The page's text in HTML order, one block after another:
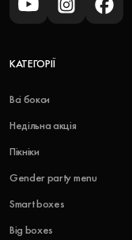
КАТЕГОРІЇ
Всі бокси
Недільна акція
Пікніки
Gender party menu
Smart boxes
Big boxes